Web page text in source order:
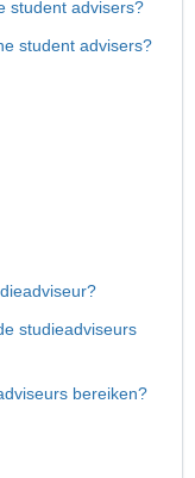
student advisers?
student advisers?
studieadviseurs
bereiken?